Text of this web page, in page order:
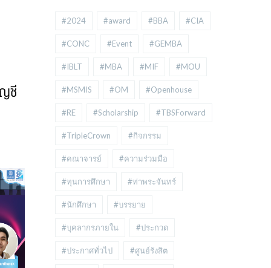
ชี
#2024 #award #BBA #CIA
#CONC #Event #GEMBA
#IBLT #MBA #MIF #MOU
#MSMIS #OM #Openhouse
#RE #Scholarship #TBSForward
#TripleCrown #กิจกรรม
#คณาจารย์ #ความร่วมมือ
#ทุนการศึกษา #ท่าพระจันทร์
#นักศึกษา #บรรยาย
#บุคลากรภายใน #ประกวด
#ประกาศทั่วไป #ศูนย์รังสิต